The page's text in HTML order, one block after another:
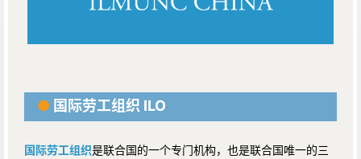
● 国际劳工组织 ILO
国际劳工组织是联合国的一个专门机构，也是联合国唯一的三